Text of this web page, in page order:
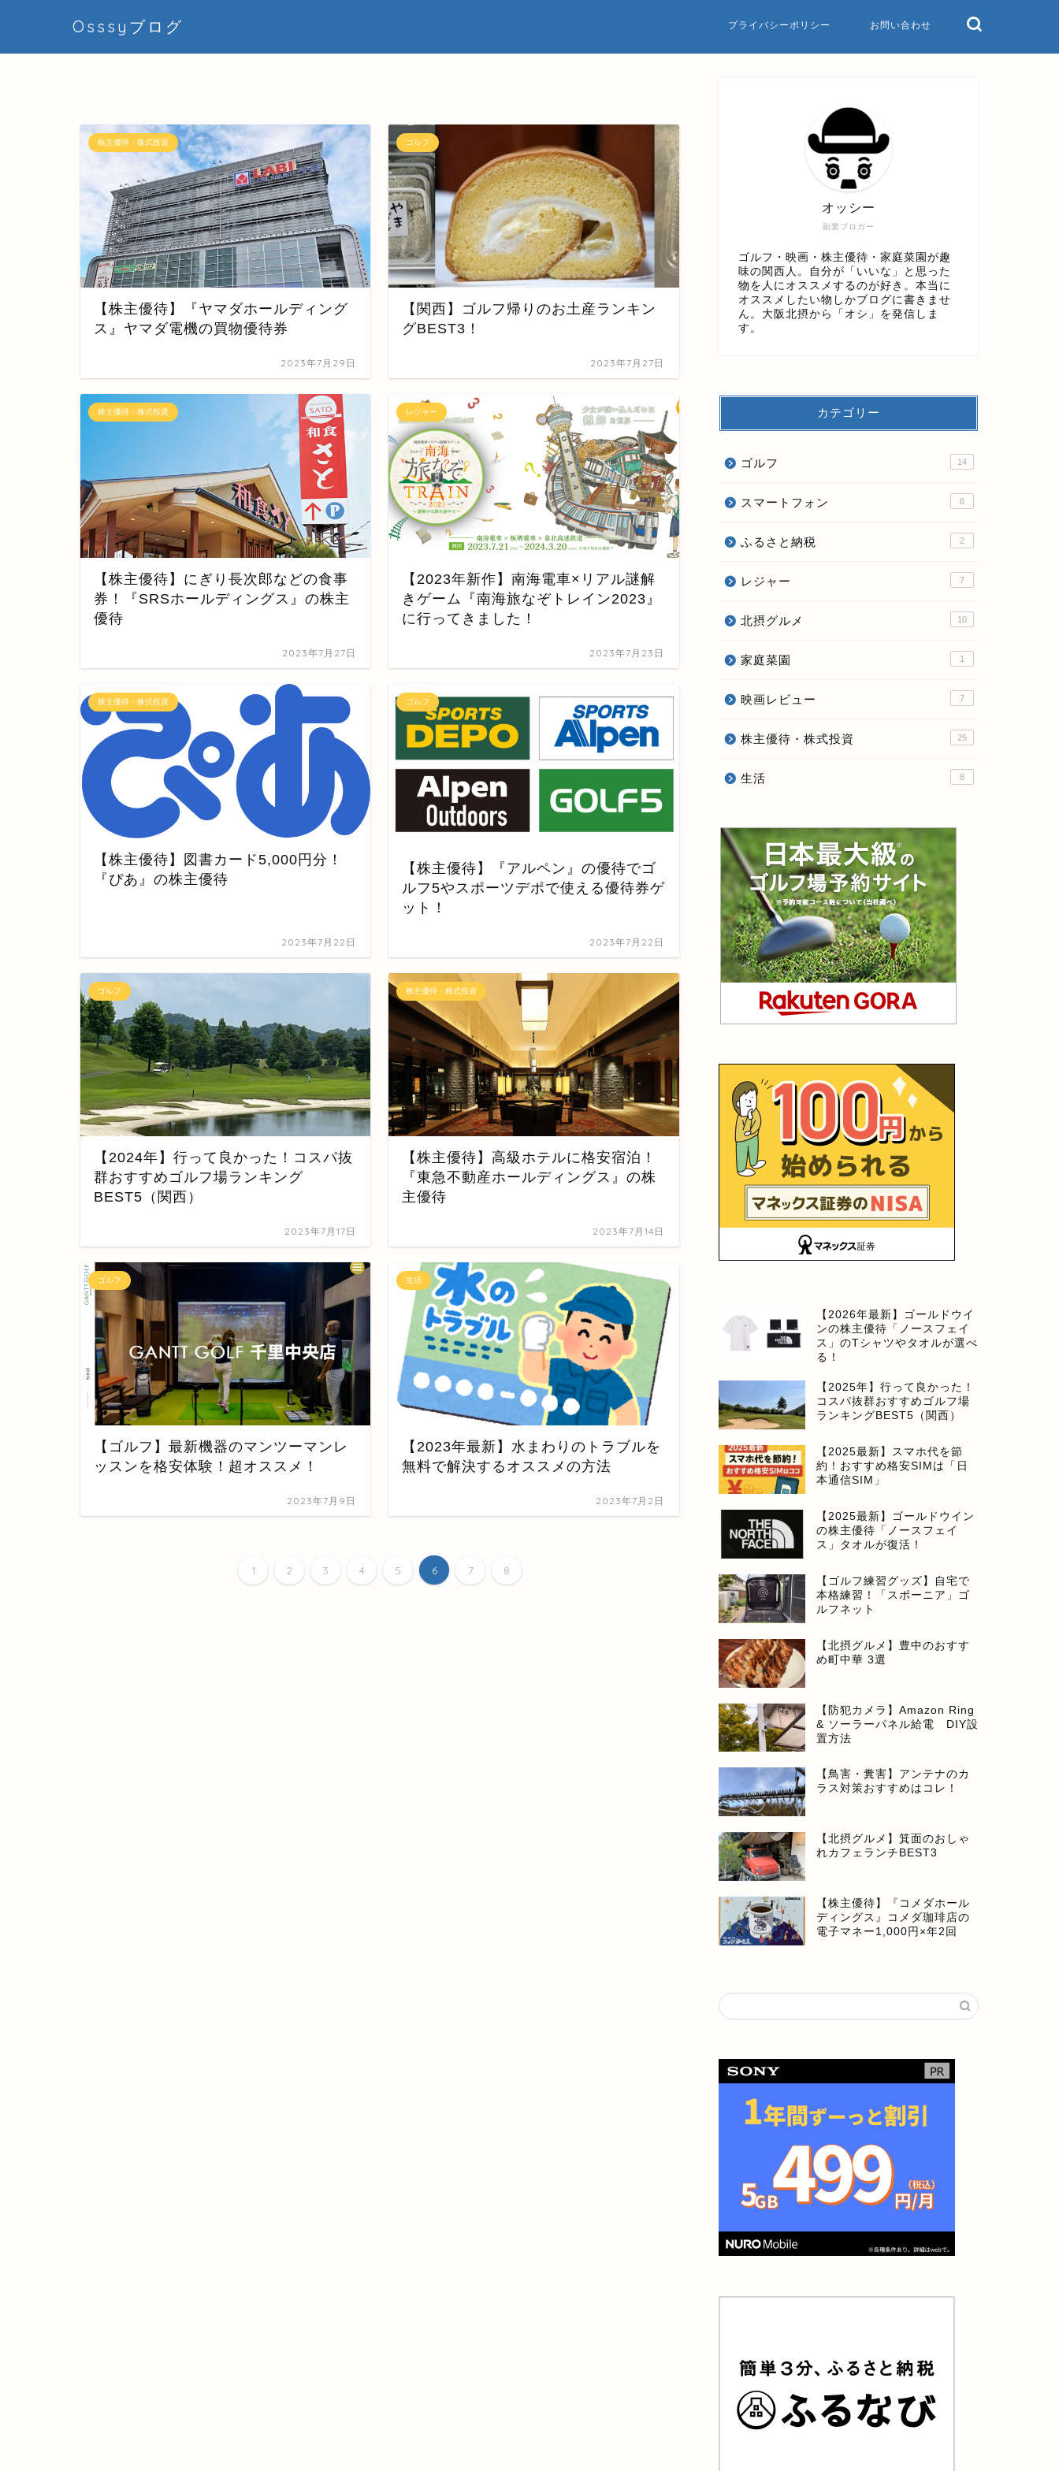
Osssyブログ プライバシーポリシー お問い合わせ
株主優待・株式投資
【株主優待】『ヤマダホールディング
ス』ヤマダ電機の買物優待券
2023年7月29日
ゴルフ
【関西】ゴルフ帰りのお土産ランキン
グBEST3！
2023年7月27日
株主優待・株式投資
【株主優待】にぎり長次郎などの食事
券！『SRSホールディングス』の株主
優待
2023年7月27日
レジャー
【2023年新作】南海電車×リアル謎解
きゲーム『南海旅なぞトレイン2023』
に行ってきました！
2023年7月23日
株主優待・株式投資
【株主優待】図書カード5,000円分！
『ぴあ』の株主優待
2023年7月22日
ゴルフ
【株主優待】『アルペン』の優待でゴ
ルフ5やスポーツデポで使える優待券ゲ
ット！
2023年7月22日
ゴルフ
【2024年】行って良かった！コスパ抜
群おすすめゴルフ場ランキング
BEST5（関西）
2023年7月17日
株主優待・株式投資
【株主優待】高級ホテルに格安宿泊！
『東急不動産ホールディングス』の株
主優待
2023年7月14日
ゴルフ
【ゴルフ】最新機器のマンツーマンレ
ッスンを格安体験！超オススメ！
2023年7月9日
生活
【2023年最新】水まわりのトラブルを
無料で解決するオススメの方法
2023年7月2日
1 2 3 4 5 6 7 8
副業ブロガー
オッシー
ゴルフ・映画・株主優待・家庭菜園が趣
味の関西人。自分が「いいな」と思った
物を人にオススメするのが好き。本当に
オススメしたい物しかブログに書きませ
ん。大阪北摂から「オシ」を発信しま
す。
カテゴリー
ゴルフ 14
スマートフォン 8
ふるさと納税 2
レジャー 7
北摂グルメ 10
家庭菜園 1
映画レビュー 7
株主優待・株式投資 25
生活 8
【2026年最新】ゴールドウイ
ンの株主優待「ノースフェイ
ス」のTシャツやタオルが選べ
る！
【2025年】行って良かった！
コスパ抜群おすすめゴルフ場
ランキングBEST5（関西）
【2025最新】スマホ代を節
約！おすすめ格安SIMは「日
本通信SIM」
【2025最新】ゴールドウイン
の株主優待「ノースフェイ
ス」タオルが復活！
【ゴルフ練習グッズ】自宅で
本格練習！「スポーニア」ゴ
ルフネット
【北摂グルメ】豊中のおすす
め町中華 3選
【防犯カメラ】Amazon Ring
& ソーラーパネル給電 DIY設
置方法
【鳥害・糞害】アンテナのカ
ラス対策おすすめはコレ！
【北摂グルメ】箕面のおしゃ
れカフェランチBEST3
【株主優待】『コメダホール
ディングス』コメダ珈琲店の
電子マネー1,000円×年2回